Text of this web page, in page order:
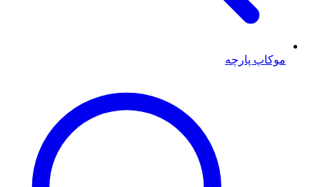
موکاپ پارچه